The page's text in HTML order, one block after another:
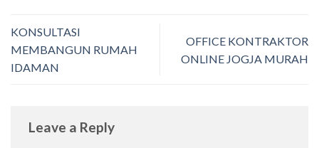
KONSULTASI
MEMBANGUN RUMAH
IDAMAN
OFFICE KONTRAKTOR
ONLINE JOGJA MURAH
Leave a Reply